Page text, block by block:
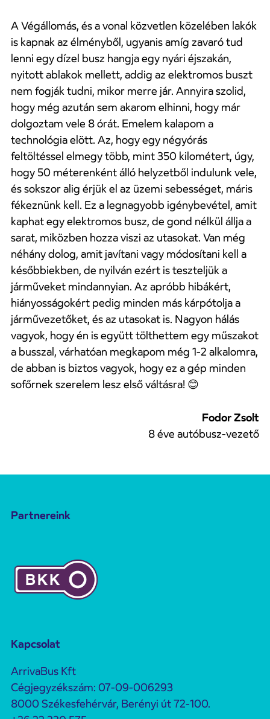
A Végállomás, és a vonal közvetlen közelében lakók
is kapnak az élményből, ugyanis amíg zavaró tud
lenni egy dízel busz hangja egy nyári éjszakán,
nyitott ablakok mellett, addig az elektromos buszt
nem fogják tudni, mikor merre jár. Annyira szolid,
hogy még azután sem akarom elhinni, hogy már
dolgoztam vele 8 órát. Emelem kalapom a
technológia elött. Az, hogy egy négyórás
feltöltéssel elmegy több, mint 350 kilométert, úgy,
hogy 50 méterenként álló helyzetből indulunk vele,
és sokszor alig érjük el az üzemi sebességet, máris
fékeznünk kell. Ez a legnagyobb igénybevétel, amit
kaphat egy elektromos busz, de gond nélkül állja a
sarat, miközben hozza viszi az utasokat. Van még
néhány dolog, amit javítani vagy módosítani kell a
későbbiekben, de nyilván ezért is teszteljük a
járműveket mindannyian. Az apróbb hibákért,
hiányosságokért pedig minden más kárpótolja a
járművezetőket, és az utasokat is. Nagyon hálás
vagyok, hogy én is együtt tölthettem egy műszakot
a busszal, várhatóan megkapom még 1-2 alkalomra,
de abban is biztos vagyok, hogy ez a gép minden
sofőrnek szerelem lesz első váltásra! 😊
Fodor Zsolt
8 éve autóbusz-vezető
Partnereink
Kapcsolat
ArrivaBus Kft
Cégjegyzékszám: 07-09-006293
8000 Székesfehérvár, Berényi út 72-100.